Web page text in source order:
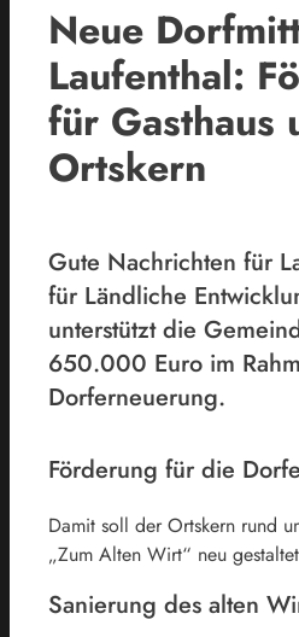
Neue
Laufenthal:
für Gasthaus
Ortskern
Gute Nachrichten für
für Ländliche
unterstützt die
650.000 Euro im
Dorferneuerung.
Förderung für die
Damit soll der Ortskern rund
„Zum Alten Wirt“ neu
Sanierung des alten